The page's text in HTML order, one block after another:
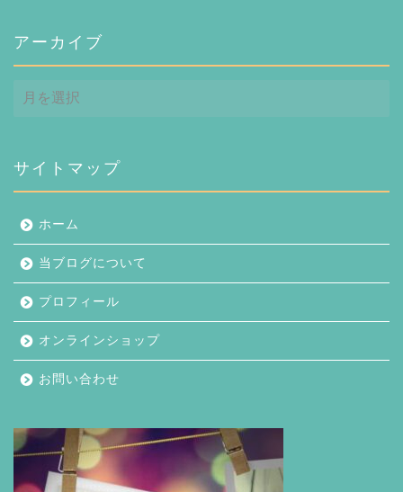
アーカイブ
ー
ブ
サイトマップ
ホーム
当ブログについて
プロフィール
オンラインショップ
お問い合わせ